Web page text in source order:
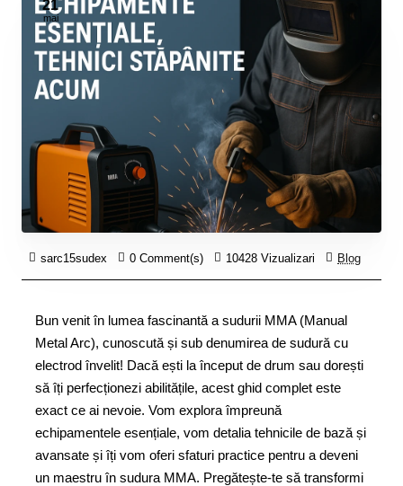
21
mai
sarc15sudex 0 Comment(s) 10428 Vizualizari Blog
Bun venit în lumea fascinantă a sudurii MMA (Manual
Metal Arc), cunoscută și sub denumirea de sudură cu
electrod învelit! Dacă ești la început de drum sau dorești
să îți perfecționezi abilitățile, acest ghid complet este
exact ce ai nevoie. Vom explora împreună
echipamentele esențiale, vom detalia tehnicile de bază și
avansate și îți vom oferi sfaturi practice pentru a deveni
un maestru în sudura MMA. Pregătește-te să transformi